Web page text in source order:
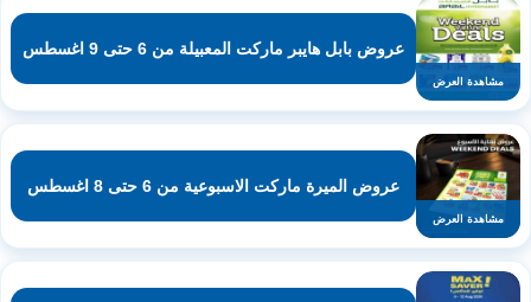
مشاهدة العرض
عروض بابل هايبر ماركت المعبيلة من 6 حتى 9 اغسطس
مشاهدة العرض
عروض الميرة ماركت الاسبوعية من 6 حتى 8 اغسطس